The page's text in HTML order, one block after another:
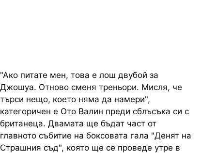
"Ако питате мен, това е лош двубой за
Джошуа. Отново сменя треньори. Мисля, че
търси нещо, което няма да намери",
категоричен е Ото Валин преди сблъсъка си с
британеца. Двамата ще бъдат част от
главното събитие на боксовата гала "Денят на
Страшния съд", която ще се проведе утре в